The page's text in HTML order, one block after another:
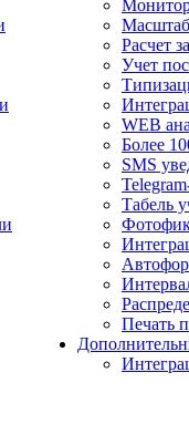
Расчет
Учет
WEB
Более
SMS
Табель
Печать